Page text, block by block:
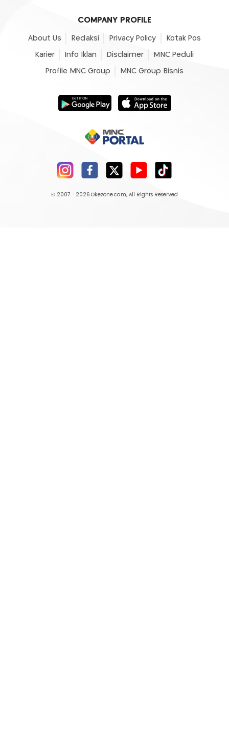
COMPANY PROFILE
About Us Redaksi Privacy Policy Kotak Pos
Karier Info Iklan Disclaimer MNC Peduli
Profile MNC Group MNC Group Bisnis
© 2007 - 2026 Okezone.com, All Rights Reserved